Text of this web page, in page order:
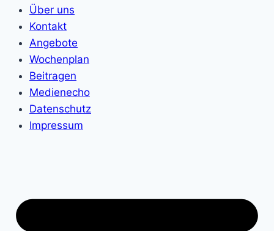
Über uns
Kontakt
Angebote
Wochenplan
Beitragen
Medienecho
Datenschutz
Impressum